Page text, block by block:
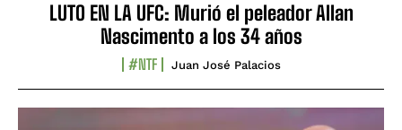
LUTO EN LA UFC: Murió el peleador Allan
Nascimento a los 34 años
#NTF Juan José Palacios